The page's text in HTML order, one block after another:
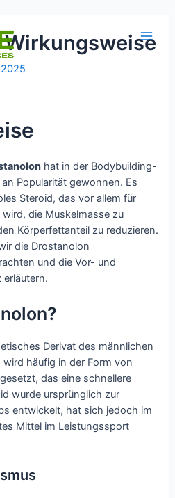
Main
hat in der Bodybuilding-
Popularität gewonnen. Es
Steroid, das vor allem für
die Muskelmasse zu
Körperfettanteil zu reduzieren.
die Drostanolon
und die Vor- und
erläutern.
Derivat des männlichen
häufig in der Form von
das eine schnellere
wurde ursprünglich zur
entwickelt, hat sich jedoch im
Mittel im Leistungssport